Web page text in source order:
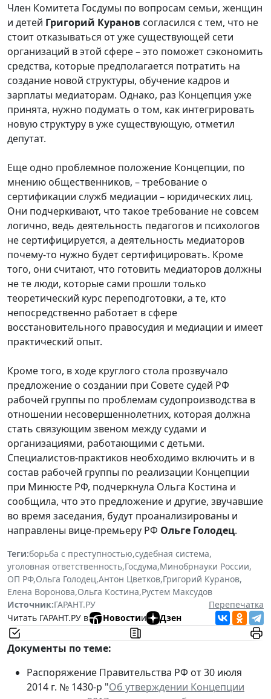
Член Комитета Госдумы по вопросам семьи, женщин
и детей Григорий Куранов согласился с тем, что не
стоит отказываться от уже существующей сети
организаций в этой сфере – это поможет сэкономить
средства, которые предполагается потратить на
создание новой структуры, обучение кадров и
зарплаты медиаторам. Однако, раз Концепция уже
принята, нужно подумать о том, как интегрировать
новую структуру в уже существующую, отметил
депутат.
Еще одно проблемное положение Концепции, по
мнению общественников, – требование о
сертификации служб медиации – юридических лиц.
Они подчеркивают, что такое требование не совсем
логично, ведь деятельность педагогов и психологов
не сертифицируется, а деятельность медиаторов
почему-то нужно будет сертифицировать. Кроме
того, они считают, что готовить медиаторов должны
не те люди, которые сами прошли только
теоретический курс переподготовки, а те, кто
непосредственно работает в сфере
восстановительного правосудия и медиации и имеет
практический опыт.
Кроме того, в ходе круглого стола прозвучало
предложение о создании при Совете судей РФ
рабочей группы по проблемам судопроизводства в
отношении несовершеннолетних, которая должна
стать связующим звеном между судами и
организациями, работающими с детьми.
Специалистов-практиков необходимо включить и в
состав рабочей группы по реализации Концепции
при Минюсте РФ, подчеркнула Ольга Костина и
сообщила, что это предложение и другие, звучавшие
во время заседания, будут проанализированы и
направлены вице-премьеру РФ Ольге Голодец.
Теги:борьба с преступностью,судебная система,
уголовная ответственность,Госдума,Минобрнауки России,
ОП РФ,Ольга Голодец,Антон Цветков,Григорий Куранов,
Елена Воронова,Ольга Костина,Рустем Максудов
Источник:ГАРАНТ.РУ
Перепечатка
Читать ГАРАНТ.РУ в
Новостии Дзен
Документы по теме:
Распоряжение Правительства РФ от 30 июля
2014 г. № 1430-р "Об утверждении Концепции